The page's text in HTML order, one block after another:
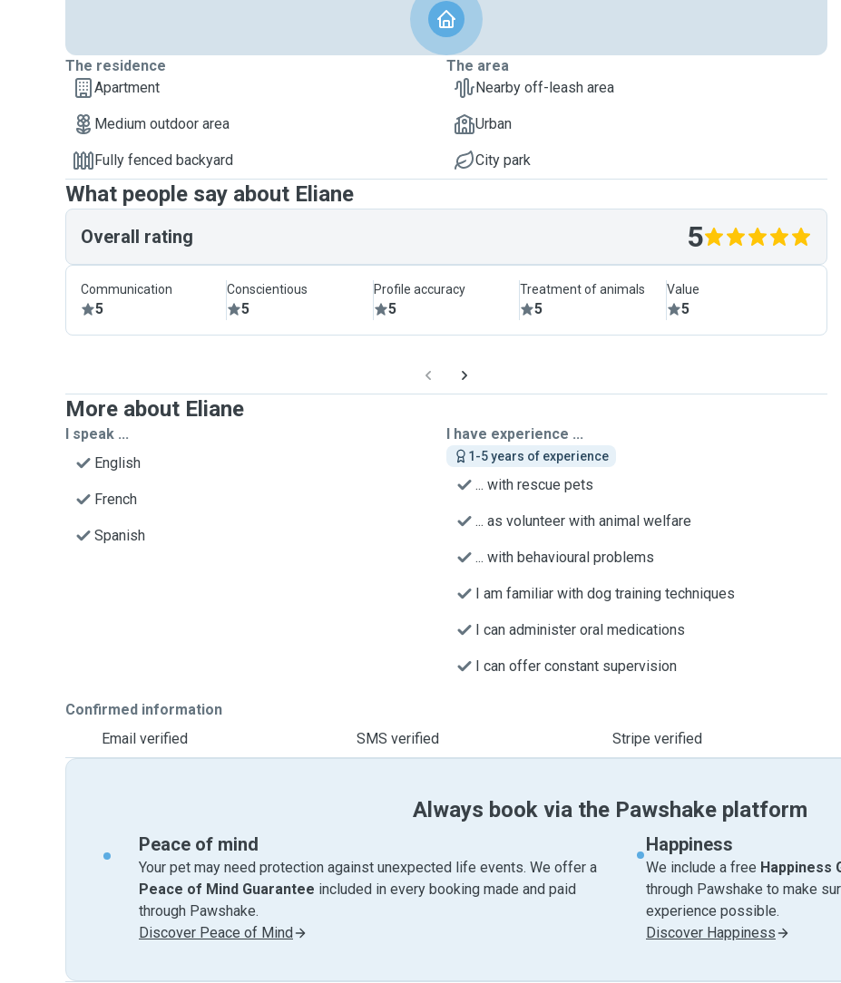
The residence
Apartment
Medium outdoor area
Fully fenced backyard
The area
Nearby off-leash area
Urban
City park
What people say about Eliane
Overall rating 5
Communication
5
Conscientious
5
Profile accuracy
5
Treatment of animals
5
Value
5
More about Eliane
I speak ...
English
French
Spanish
I have experience ...
1-5 years of experience
... with rescue pets
... as volunteer with animal welfare
... with behavioural problems
I am familiar with dog training techniques
I can administer oral medications
I can offer constant supervision
Confirmed information
Email verified
SMS verified Stripe verified
Always book via the Pawshake platform
Peace of mind
Your pet may need protection against unexpected life events. We offer a
Peace of Mind Guarantee included in every booking made and paid
through Pawshake.
Discover Peace of Mind
Happiness
We include a free Happiness
through Pawshake to make
experience possible.
Discover Happiness